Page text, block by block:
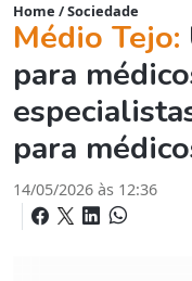
Home /Sociedade
Médio Tejo:
para
para
14/05/2026 às 12:36